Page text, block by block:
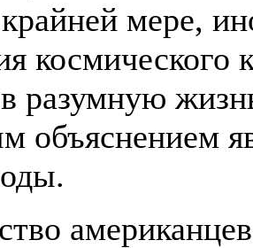
мере,
космического
разумную
объяснением